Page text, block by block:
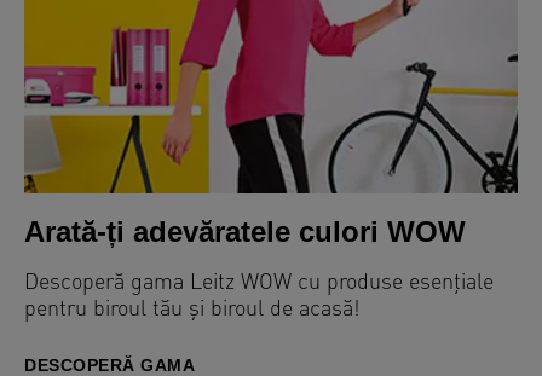
Arată-ți adevăratele culori WOW
Descoperă gama Leitz WOW cu produse esențiale
pentru biroul tău și biroul de acasă!
DESCOPERĂ GAMA